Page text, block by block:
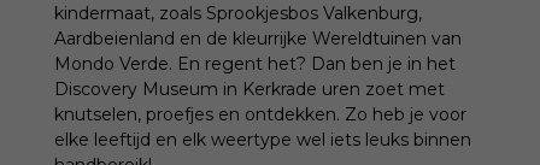
kindermaat, zoals Sprookjesbos Valkenburg,
Aardbeienland en de kleurrijke Wereldtuinen van
Mondo Verde. En regent het? Dan ben je in het
Discovery Museum in Kerkrade uren zoet met
knutselen, proefjes en ontdekken. Zo heb je voor
elke leeftijd en elk weertype wel iets leuks binnen